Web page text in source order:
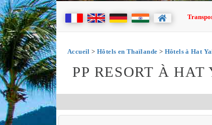
Accueil > Hôtels en Thaïlande > Hôtels à Hat
PP RESORT À HAT